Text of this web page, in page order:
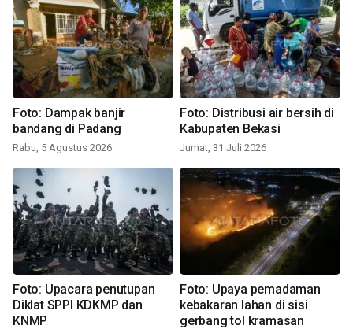
Foto: Dampak banjir
bandang di Padang
Rabu, 5 Agustus 2026
Foto: Distribusi air bersih di
Kabupaten Bekasi
Jumat, 31 Juli 2026
Foto: Upacara penutupan
Diklat SPPI KDKMP dan
KNMP
Foto: Upaya pemadaman
kebakaran lahan di sisi
gerbang tol kramasan